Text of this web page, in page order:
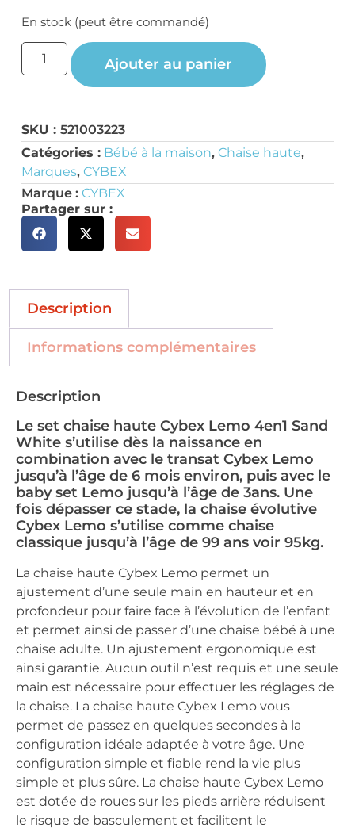
En stock (peut être commandé)
Ajouter au panier
SKU : 521003223
Catégories : Bébé à la maison, Chaise haute,
Marques, CYBEX
Marque : CYBEX
Partager sur :
Description
Informations complémentaires
Description
Le set chaise haute Cybex Lemo 4en1 Sand
White s’utilise dès la naissance en
combination avec le transat Cybex Lemo
jusqu’à l’âge de 6 mois environ, puis avec le
baby set Lemo jusqu’à l’âge de 3ans. Une
fois dépasser ce stade, la chaise évolutive
Cybex Lemo s’utilise comme chaise
classique jusqu’à l’âge de 99 ans voir 95kg.
La chaise haute Cybex Lemo permet un
ajustement d’une seule main en hauteur et en
profondeur pour faire face à l’évolution de l’enfant
et permet ainsi de passer d’une chaise bébé à une
chaise adulte. Un ajustement ergonomique est
ainsi garantie. Aucun outil n’est requis et une seule
main est nécessaire pour effectuer les réglages de
la chaise. La chaise haute Cybex Lemo vous
permet de passez en quelques secondes à la
configuration idéale adaptée à votre âge. Une
configuration simple et fiable rend la vie plus
simple et plus sûre. La chaise haute Cybex Lemo
est dotée de roues sur les pieds arrière réduisent
le risque de basculement et facilitent le